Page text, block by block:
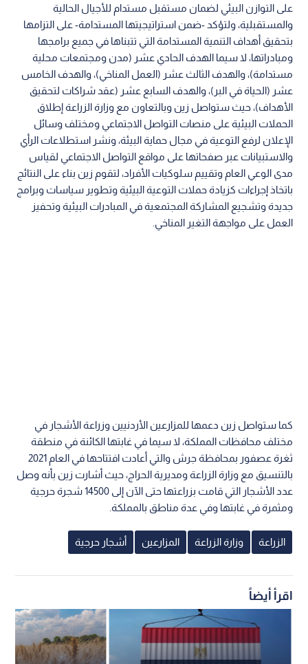
على التوازن البيئي لضمان مستقبل مستدام للأجيال الحالية
والمستقبلية، ولتؤكد -ضمن استراتيجيتها المستدامة- على التزامها
بتحقيق أهداف التنمية المستدامة التي تتبناها في جميع برامجها
ومبادراتها، لا سيما الهدف الحادي عشر (مدن ومجتمعات محلية
مستدامة)، والهدف الثالث عشر (العمل المناخي)، والهدف الخامس
عشر (الحياة في البر)، والهدف السابع عشر (عقد شراكات لتحقيق
الأهداف)، حيث ستواصل زين وبالتعاون مع وزارة الزراعة إطلاق
الحملات البيئية على منصات التواصل الاجتماعي ومختلف وسائل
الإعلان لرفع التوعية في مجال حماية البيئة، ونشر استطلاعات الرأي
والاستبيانات عبر صفحاتها على مواقع التواصل الاجتماعي لقياس
مدى الوعي العام وتقييم سلوكيات الأفراد، لتقوم زين بناء على النتائج
باتخاذ إجراءات كزيادة حملات التوعية البيئية وتطوير سياسات وبرامج
جديدة وتشجيع المشاركة المجتمعية في المبادرات البيئية وتحفيز
العمل على مواجهة التغير المناخي.
كما ستواصل زين دعمها للمزارعين الأردنيين وزراعة الأشجار في
مختلف محافظات المملكة، لا سيما في غابتها الكائنة في منطقة
ثغرة عصفور بمحافظة جرش والتي أعادت افتتاحها في العام 2021
بالتنسيق مع وزارة الزراعة ومديرية الحراج، حيث أشارت زين بأنه وصل
عدد الأشجار التي قامت بزراعتها حتى الآن إلى 14500 شجرة حرجية
ومثمرة في غابتها وفي عدة مناطق بالمملكة.
الزراعة وزارة الزراعة المزارعين أشجار حرجية
اقرأ أيضاً